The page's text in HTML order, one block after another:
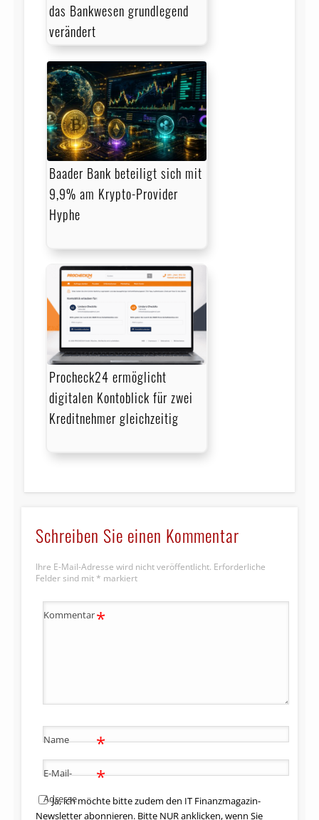
das Bankwesen grundlegend
verändert
Baader Bank beteiligt sich mit
9,9% am Krypto-Provider
Hyphe
Procheck24 ermöglicht
digitalen Kontoblick für zwei
Kreditnehmer gleichzeitig
Schreiben Sie einen Kommentar
Ihre E-Mail-Adresse wird nicht veröffentlicht. Erforderliche
Felder sind mit * markiert
Kommentar*
Name *
E-Mail-
Adresse
*
Ja, ich möchte bitte zudem den IT Finanzmagazin-
Newsletter abonnieren. Bitte NUR anklicken, wenn Sie